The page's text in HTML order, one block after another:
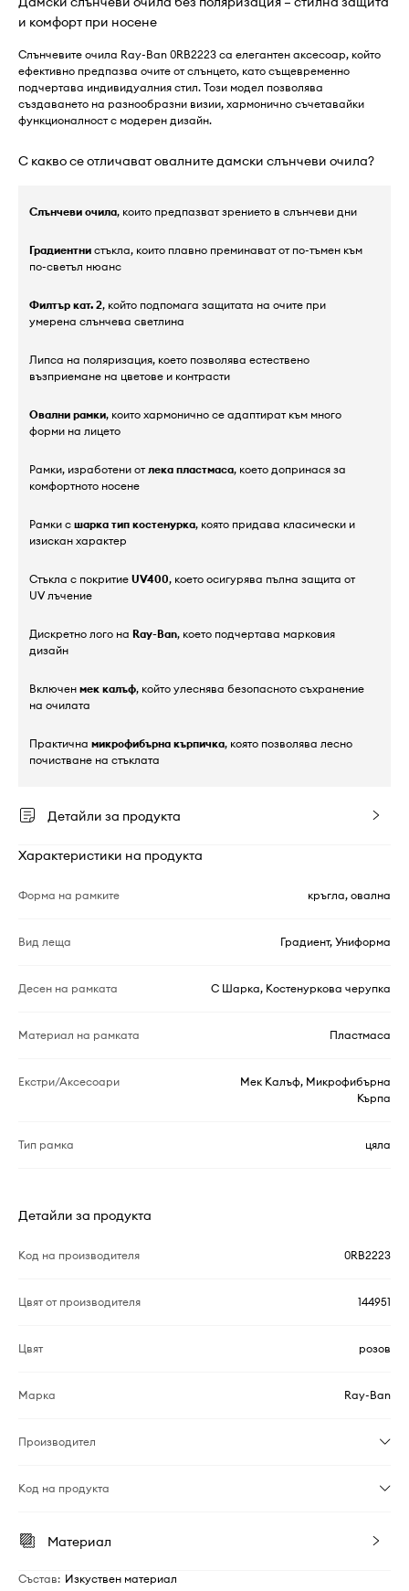
и комфорт при носене
Слънчевите очила Ray-Ban 0RB2223 са елегантен аксесоар, който
ефективно предпазва очите от слънцето, като същевременно
подчертава индивидуалния стил. Този модел позволява
създаването на разнообразни визии, хармонично съчетавайки
функционалност с модерен дизайн.
С какво се отличават овалните дамски слънчеви очила?
Слънчеви очила, които предпазват зрението в слънчеви дни
Градиентни стъкла, които плавно преминават от по-тъмен към
по-светъл нюанс
Филтър кат. 2, който подпомага защитата на очите при
умерена слънчева светлина
Липса на поляризация, което позволява естествено
възприемане на цветове и контрасти
Овални рамки, които хармонично се адаптират към много
форми на лицето
Рамки, изработени отлека пластмаса, което допринася за
комфортното носене
Рамки с шарка тип костенурка, която придава класически и
изискан характер
Стъкла с покритие UV400, което осигурява пълна защита от
UV лъчение
Дискретно лого на Ray-Ban, което подчертава марковия
дизайн
Включен мек калъф, който улеснява безопасното съхранение
на очилата
Практична микрофибърна кърпичка, която позволява лесно
почистване на стъклата
Детайли за продукта
Характеристики на продукта
Форма на рамките кръгла, овална
Вид леща Градиент, Униформа
Десен на рамката С Шарка, Костенуркова черупка
Материал на рамката Пластмаса
Екстри/Аксесоари
Мек Калъф, Микрофибърна
Кърпа
Тип рамка цяла
Детайли за продукта
Код на производителя 0RB2223
Цвят от производителя 144951
Цвят розов
Марка Ray-Ban
Производител
Код на продукта
Материал
Състав: Изкуствен материал